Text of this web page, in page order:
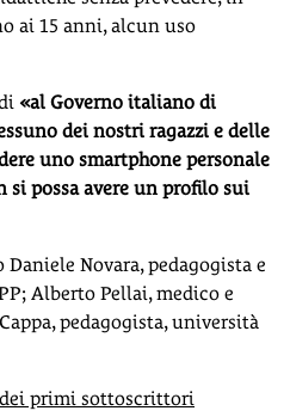
ai 15 anni, alcun uso
«al Governo italiano di
dei nostri ragazzi e delle
uno smartphone personale
si possa avere un profilo sui
Novara, pedagogista e
Alberto Pellai, medico e
pedagogista, università
dei primi sottoscrittori